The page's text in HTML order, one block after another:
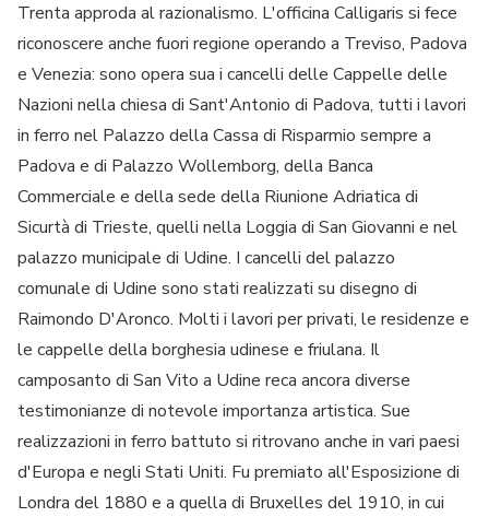
Trenta approda al razionalismo. L'officina Calligaris si fece
riconoscere anche fuori regione operando a Treviso, Padova
e Venezia: sono opera sua i cancelli delle Cappelle delle
Nazioni nella chiesa di Sant'Antonio di Padova, tutti i lavori
in ferro nel Palazzo della Cassa di Risparmio sempre a
Padova e di Palazzo Wollemborg, della Banca
Commerciale e della sede della Riunione Adriatica di
Sicurtà di Trieste, quelli nella Loggia di San Giovanni e nel
palazzo municipale di Udine. I cancelli del palazzo
comunale di Udine sono stati realizzati su disegno di
Raimondo D'Aronco. Molti i lavori per privati, le residenze e
le cappelle della borghesia udinese e friulana. Il
camposanto di San Vito a Udine reca ancora diverse
testimonianze di notevole importanza artistica. Sue
realizzazioni in ferro battuto si ritrovano anche in vari paesi
d'Europa e negli Stati Uniti. Fu premiato all'Esposizione di
Londra del 1880 e a quella di Bruxelles del 1910, in cui